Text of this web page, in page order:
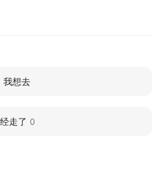
我想去
走了 0